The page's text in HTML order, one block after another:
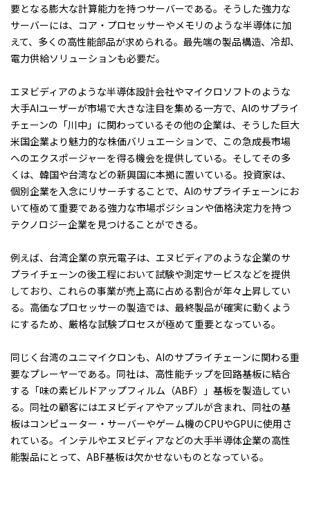
要となる膨大な計算能力を持つサーバーである。そうした強力な
サーバーには、コア・プロセッサーやメモリのような半導体に加
えて、多くの高性能部品が求められる。最先端の製品構造、冷却、
電力供給ソリューションも必要だ。
エヌビディアのような半導体設計会社やマイクロソフトのような
大手AIユーザーが市場で大きな注目を集める一方で、AIのサプライ
チェーンの「川中」に関わっているその他の企業は、そうした巨大
米国企業より魅力的な株価バリュエーションで、この急成長市場
へのエクスポージャーを得る機会を提供している。そしてその多
くは、韓国や台湾などの新興国に本拠に置いている。投資家は、
個別企業を入念にリサーチすることで、AIのサプライチェーンにお
いて極めて重要である強力な市場ポジションや価格決定力を持つ
テクノロジー企業を見つけることができる。
例えば、台湾企業の京元電子は、エヌビディアのような企業のサ
プライチェーンの後工程において試験や測定サービスなどを提供
しており、これらの事業が売上高に占める割合が年々上昇してい
る。高価なプロセッサーの製造では、最終製品が確実に動くよう
にするため、厳格な試験プロセスが極めて重要となっている。
同じく台湾のユニマイクロンも、AIのサプライチェーンに関わる重
要なプレーヤーである。同社は、高性能チップを回路基板に結合
する「味の素ビルドアップフィルム（ABF）」基板を製造してい
る。同社の顧客にはエヌビディアやアップルが含まれ、同社の基
板はコンピューター・サーバーやゲーム機のCPUやGPUに使用さ
れている。インテルやエヌビディアなどの大手半導体企業の高性
能製品にとって、ABF基板は欠かせないものとなっている。